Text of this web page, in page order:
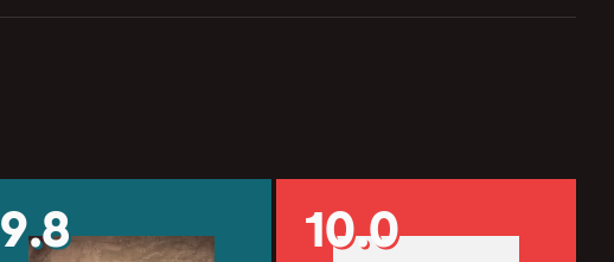
9.8 10.0